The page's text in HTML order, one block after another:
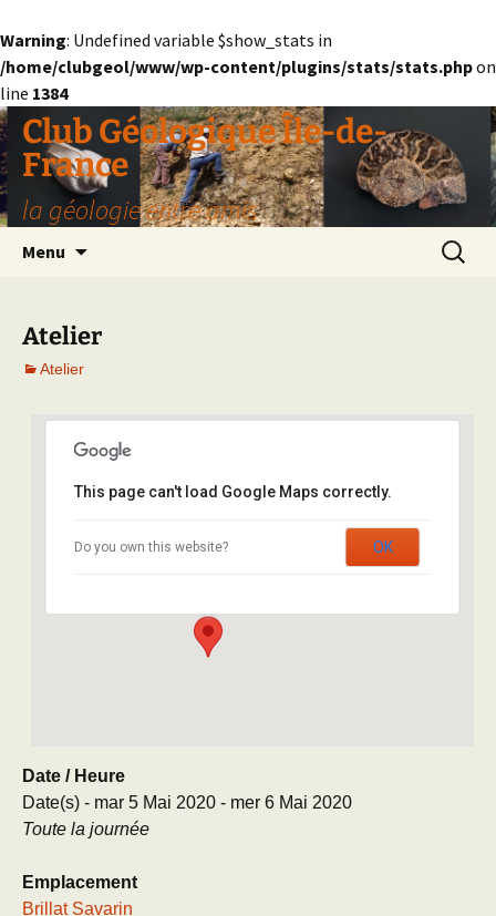
Warning: Undefined variable $show_stats in
/home/clubgeol/www/wp-content/plugins/stats/stats.phpon
line 1384
Aller
au
contenu
Club Géologique Île-de-
France
la géologie entre amis
Menu
Atelier
Atelier
This page can't load Google Maps correctly.
Do you own this website? OK
Date / Heure
Date(s) - mar 5 Mai 2020 - mer 6 Mai 2020
Toute la journée
Emplacement
Brillat Savarin